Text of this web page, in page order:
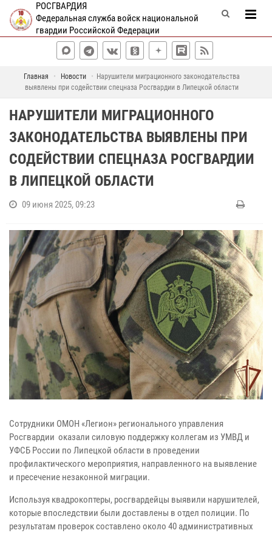
РОСГВАРДИЯ
Федеральная служба войск национальной
гвардии Российской Федерации
Главная Новости
Нарушители миграционного законодательства
выявлены при содействии спецназа Росгвардии в Липецкой области
НАРУШИТЕЛИ МИГРАЦИОННОГО
ЗАКОНОДАТЕЛЬСТВА ВЫЯВЛЕНЫ ПРИ
СОДЕЙСТВИИ СПЕЦНАЗА РОСГВАРДИИ
В ЛИПЕЦКОЙ ОБЛАСТИ
09 июня 2025, 09:23
Сотрудники ОМОН «Легион» регионального управления
Росгвардии оказали силовую поддержку коллегам из УМВД и
УФСБ России по Липецкой области в проведении
профилактического мероприятия, направленного на выявление
и пресечение незаконной миграции.
Используя квадрокоптеры, росгвардейцы выявили нарушителей,
которые впоследствии были доставлены в отдел полиции. По
результатам проверок составлено около 40 административных